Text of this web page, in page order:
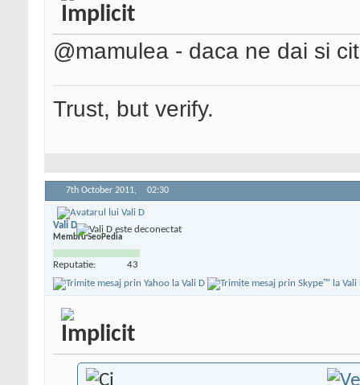
@mamulea - daca ne dai si
Trust, but verify.
7th October 2011, 02:30
Vali D
Membru SeoPedia
Reputatie: 43